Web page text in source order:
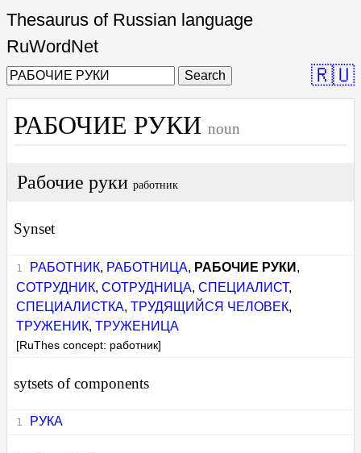
Thesaurus of Russian language
RuWordNet
Search 🇷🇺
РАБОЧИЕ РУКИ noun
Рабочие руки работник
Synset
РАБОТНИК, РАБОТНИЦА, РАБОЧИЕ РУКИ ,
СОТРУДНИК,СОТРУДНИЦА,СПЕЦИАЛИСТ,
СПЕЦИАЛИСТКА,ТРУДЯЩИЙСЯ ЧЕЛОВЕК,
ТРУЖЕНИК,ТРУЖЕНИЦА
[RuThes concept: работник]
sytsets of components
РУКА